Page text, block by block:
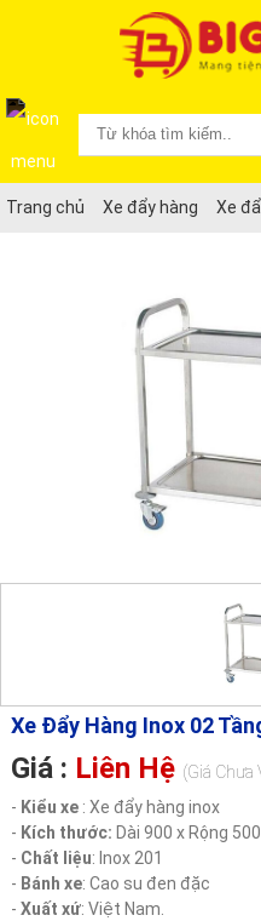
Trang chủ Xe đẩy hàng Xe
Xe Đẩy Hàng Inox 02
Giá : Liên Hệ (Giá Chưa
- Kiểu xe: Xe đẩy hàng inox
- Kích thước: Dài 900 x Rộng
- Chất liệu: Inox 201
- Bánh xe: Cao su đen đặc
- Xuất xứ: Việt Nam.